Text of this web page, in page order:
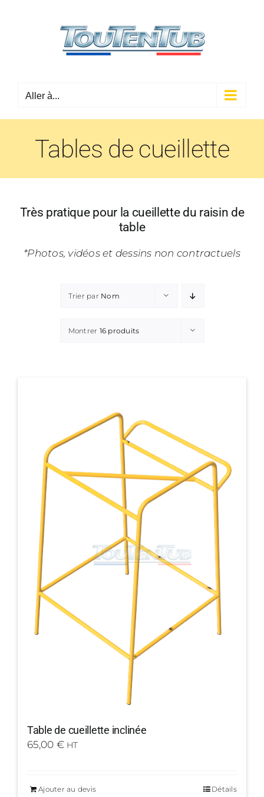
Aller à...
Tables de cueillette
Très pratique pour la cueillette du raisin de
table
*Photos, vidéos et dessins non contractuels
Trier par Nom
Montrer 16 produits
Table de cueillette inclinée
65,00 € HT
Ajouter au devis Détails